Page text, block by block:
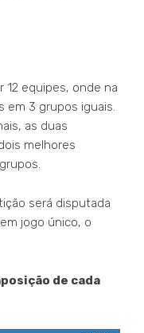
12 equipes, onde na
em 3 grupos iguais.
as duas
melhores
será disputada
jogo único, o
de cada